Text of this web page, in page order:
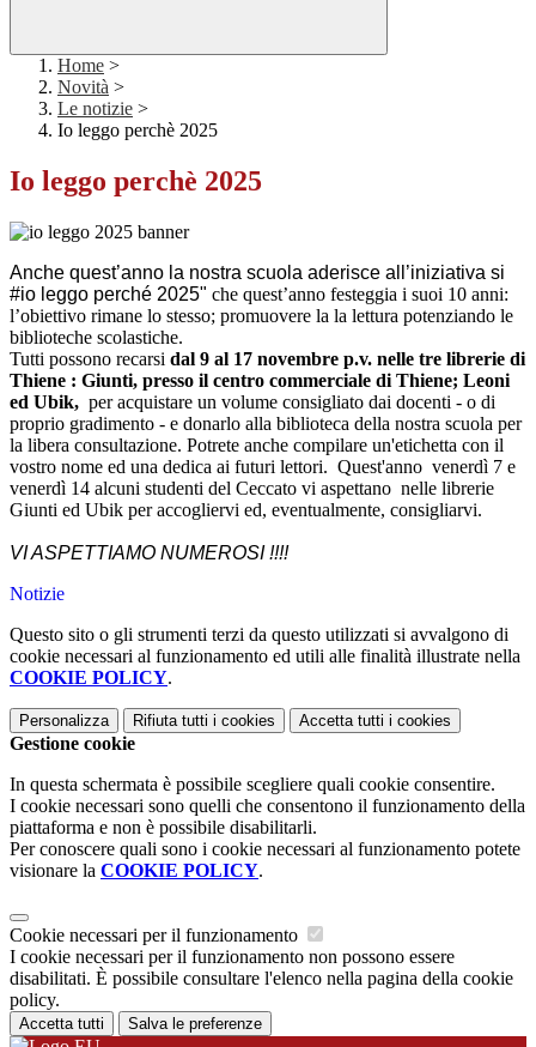
Home >
Novità >
Le notizie >
Io leggo perchè 2025
Io leggo perchè 2025
Anche quest’anno la nostra scuola aderisce all’iniziativa si
#io leggo perché 2025" che quest’anno festeggia i suoi 10 anni:
l’obiettivo rimane lo stesso; promuovere la la lettura potenziando le
biblioteche scolastiche.
Tutti possono recarsi dal 9 al 17 novembre p.v. nelle tre librerie di
Thiene : Giunti, presso il centro commerciale di Thiene; Leoni
ed Ubik, per acquistare un volume consigliato dai docenti - o di
proprio gradimento - e donarlo alla biblioteca della nostra scuola per
la libera consultazione. Potrete anche compilare un'etichetta con il
vostro nome ed una dedica ai futuri lettori. Quest'anno venerdì 7 e
venerdì 14 alcuni studenti del Ceccato vi aspettano nelle librerie
Giunti ed Ubik per accogliervi ed, eventualmente, consigliarvi.
VI ASPETTIAMO NUMEROSI !!!!
Notizie
Questo sito o gli strumenti terzi da questo utilizzati si avvalgono di
cookie necessari al funzionamento ed utili alle finalità illustrate nella
COOKIE POLICY.
Personalizza Rifiuta tutti i cookies Accetta tutti i cookies
Gestione cookie
In questa schermata è possibile scegliere quali cookie consentire.
I cookie necessari sono quelli che consentono il funzionamento della
piattaforma e non è possibile disabilitarli.
Per conoscere quali sono i cookie necessari al funzionamento potete
visionare la COOKIE POLICY.
Cookie necessari per il funzionamento
I cookie necessari per il funzionamento non possono essere
disabilitati. È possibile consultare l'elenco nella pagina della cookie
policy.
Accetta tutti Salva le preferenze